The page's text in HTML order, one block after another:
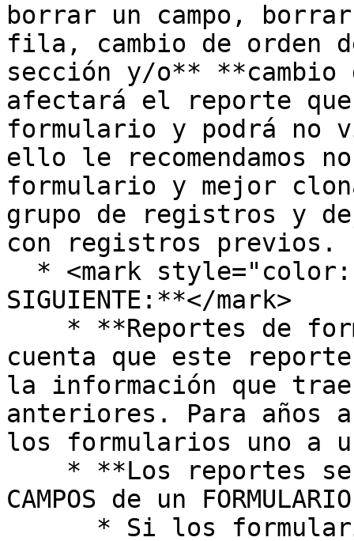
borrar un campo,
fila, cambio de orden
sección y/o** **cambio
afectará el reporte
formulario y podrá
ello le recomendamos
formulario y mejor
grupo de registros y
con registros previos.
SIGUIENTE:**</mark>
cuenta que este
la información que
anteriores. Para años
los formularios uno a
CAMPOS de un